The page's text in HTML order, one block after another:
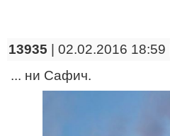
13935 | 02.02.2016 18:59 |
... ни Сафич.